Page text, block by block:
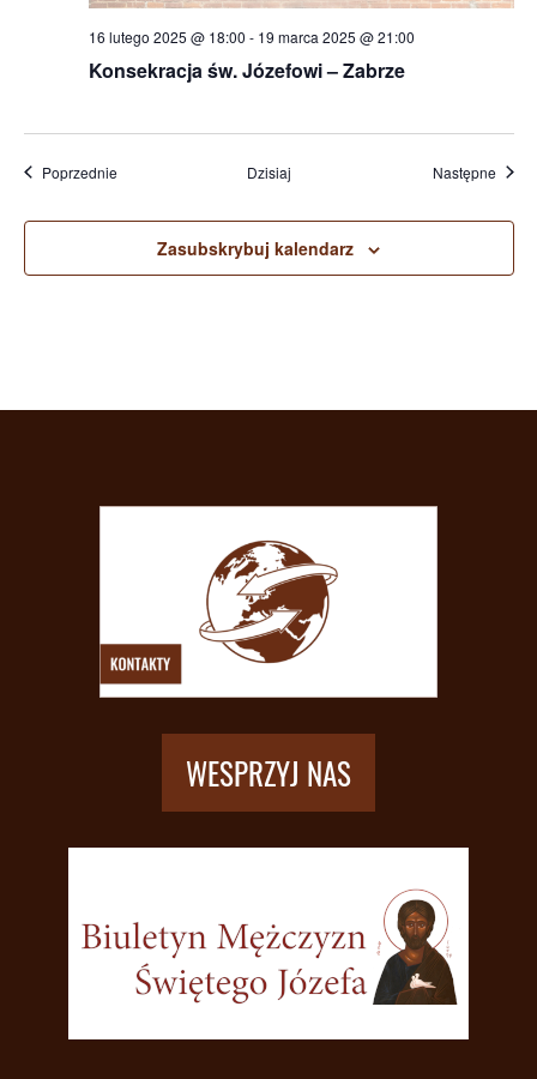
Konsekracja św. Józefowi – Zabrze
16 lutego 2025 @ 18:00 - 19 marca 2025 @ 21:00
PoprzednieWydarzenia Dzisiaj Następne
Zasubskrybuj kalendarz
WESPRZYJ NAS